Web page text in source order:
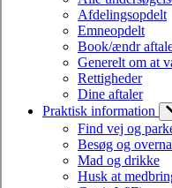
Afdelingsopdelt
Emneopdelt
Book/ændr
Generelt om at
Rettigheder
Dine aftaler
Praktisk information
Find vej og
Besøg og
Mad og drikke
Husk at